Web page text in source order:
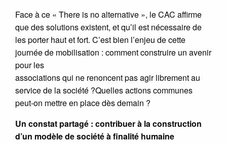
Face à ce « There is no alternative », le CAC affirme
que des solutions existent, et qu’il est nécessaire de
les porter haut et fort. C’est bien l’enjeu de cette
journée de mobilisation : comment construire un avenir
pour les
associations qui ne renoncent pas agir librement au
service de la société ?Quelles actions communes
peut-on mettre en place dès demain ?
Un constat partagé : contribuer à la construction
d’un modèle de société à finalité humaine